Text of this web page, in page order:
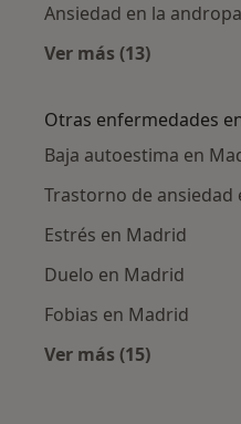
Ansiedad en la
Ver más (13)
Otras enfermedades
Baja autoestima en
Trastorno de ansiedad
Estrés en Madrid
Duelo en Madrid
Fobias en Madrid
Ver más (15)